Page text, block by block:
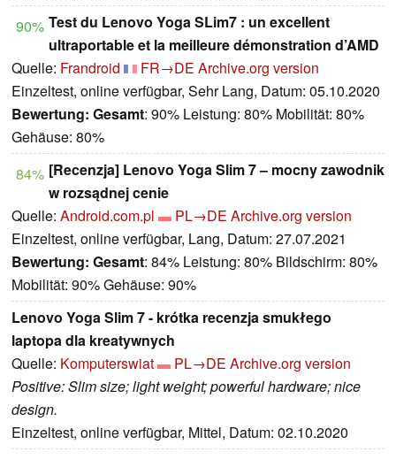
90% Test du Lenovo Yoga SLim7 : un excellent
ultraportable et la meilleure démonstration d’AMD
Quelle: Frandroid FR→DE Archive.org version
Einzeltest, online verfügbar, Sehr Lang, Datum: 05.10.2020
Bewertung: Gesamt: 90% Leistung: 80% Mobilität: 80%
Gehäuse: 80%
84% [Recenzja] Lenovo Yoga Slim 7 – mocny zawodnik
w rozsądnej cenie
Quelle: Android.com.pl PL→DE Archive.org version
Einzeltest, online verfügbar, Lang, Datum: 27.07.2021
Bewertung: Gesamt: 84% Leistung: 80% Bildschirm: 80%
Mobilität: 90% Gehäuse: 90%
Lenovo Yoga Slim 7 - krótka recenzja smukłego
laptopa dla kreatywnych
Quelle: Komputerswiat PL→DE Archive.org version
Positive: Slim size; light weight; powerful hardware; nice
design.
Einzeltest, online verfügbar, Mittel, Datum: 02.10.2020